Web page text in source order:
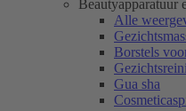
Beautyapparatuur
Alle
Borstels
Gua sha